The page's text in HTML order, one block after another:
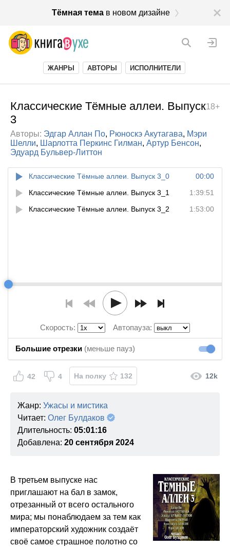
Тёмная темав новом дизайне
ЖАНРЫ АВТОРЫ ИСПОЛНИТЕЛИ
18+
Классические Тёмные аллеи. Выпуск
3
Авторы: Эдгар Аллан По, Рюноскэ Акутагава, Мэри
Шелли, Шарлотта Перкинс Гилман, Артур Бенсон,
Эдуард Бульвер-Литтон
00:00
Классические Тёмные аллеи. Выпуск 3_0
1:39:51
Классические Тёмные аллеи. Выпуск 3_1
1:53:00
Классические Тёмные аллеи. Выпуск 3_2
Скорость: Автопауза:
Большие отрезки (меньше пауз)
42 4 На полку 132 12k
Жанр: Ужасы и мистика
Читает: Олег Булдаков
Длительность: 05:01:16
Добавлена: 20 сентября 2024
В третьем выпуске нас
приглашают на бал в замок,
отрезанный от всего остального
мира; мы понаблюдаем за тем как
императорский художник создаёт
своё самое страшное полотно со